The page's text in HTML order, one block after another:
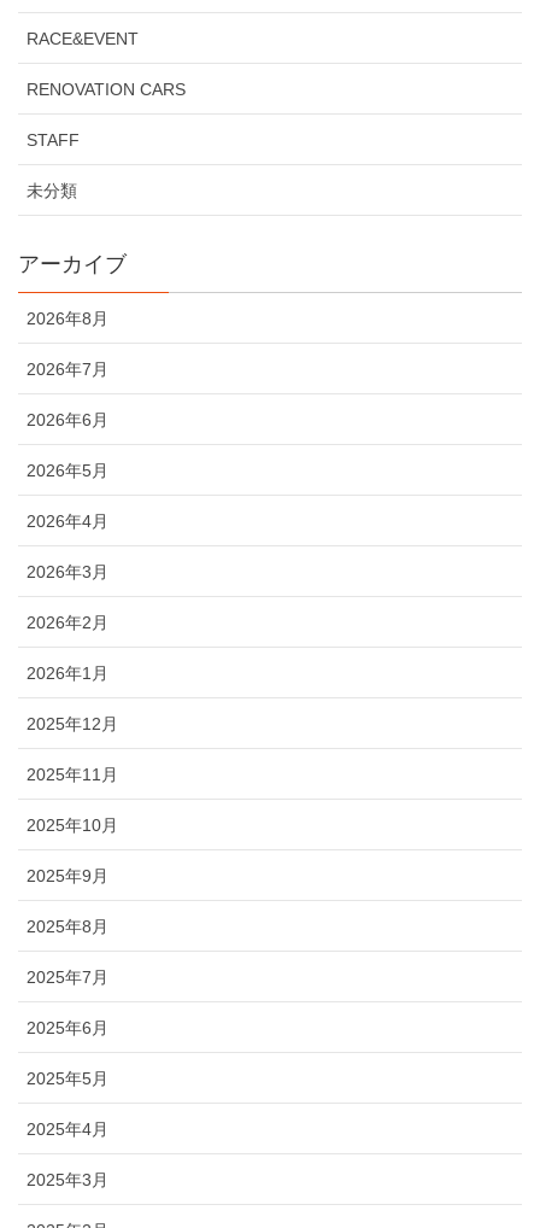
RACE&EVENT
RENOVATION CARS
STAFF
未分類
アーカイブ
2026年8月
2026年7月
2026年6月
2026年5月
2026年4月
2026年3月
2026年2月
2026年1月
2025年12月
2025年11月
2025年10月
2025年9月
2025年8月
2025年7月
2025年6月
2025年5月
2025年4月
2025年3月